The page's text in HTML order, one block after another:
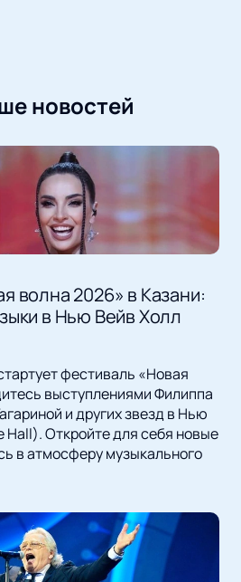
новостей
волна 2026» в Казани:
в Нью Вейв Холл
фестиваль «Новая
выступлениями Филиппа
и других звезд в Нью
Hall). Откройте для себя новые
в атмосферу музыкального